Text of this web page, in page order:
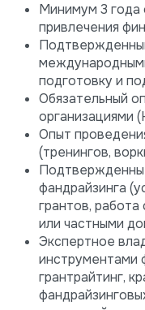
Минимум 3 года
привлечения
подготовку и
Обязательный
организациями
Опыт
(тренингов,
фандрайзинга
грантов,
или частными
Экспертное
инструментами
грантрайтинг,